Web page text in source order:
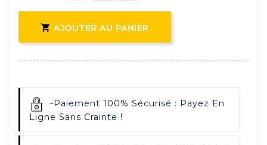
 AJOUTER AU PANIER
- Paiement 100% Sécurisé : Payez En
Ligne Sans Crainte !